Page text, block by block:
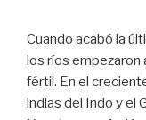
Cuando acabó la
los ríos empezaron
fértil. En el
indias del Indo y el